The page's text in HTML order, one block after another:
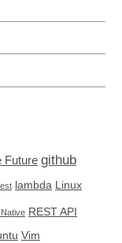
Future github
lambda Linux
REST API
Vim